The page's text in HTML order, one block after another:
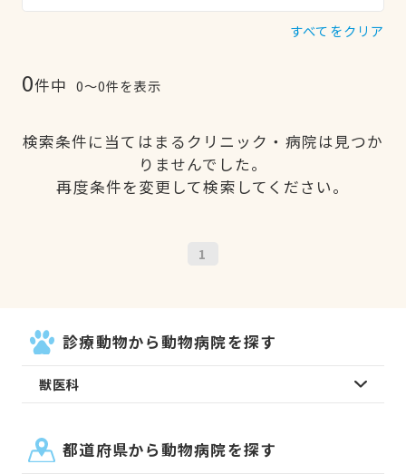
すべてをクリア
0件中 0〜0件を表示
検索条件に当てはまるクリニック・病院は見つか
りませんでした。
再度条件を変更して検索してください。
1
診療動物から動物病院を探す
獣医科
都道府県から動物病院を探す